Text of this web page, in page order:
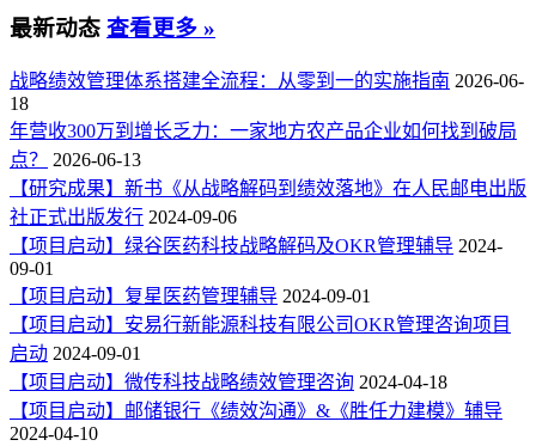
最新动态 查看更多 »
战略绩效管理体系搭建全流程：从零到一的实施指南 2026-06-
18
年营收300万到增长乏力：一家地方农产品企业如何找到破局
点？
2026-06-13
【研究成果】新书《从战略解码到绩效落地》在人民邮电出版
社正式出版发行 2024-09-06
【项目启动】绿谷医药科技战略解码及OKR管理辅导 2024-
09-01
【项目启动】复星医药管理辅导 2024-09-01
【项目启动】安易行新能源科技有限公司OKR管理咨询项目
启动 2024-09-01
【项目启动】微传科技战略绩效管理咨询 2024-04-18
【项目启动】邮储银行《绩效沟通》&《胜任力建模》辅导
2024-04-10